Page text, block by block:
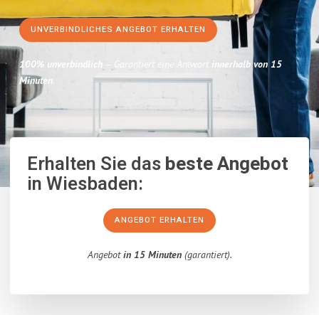
UNVERBINDLICHES ANGEBOT ERHALTEN
100% unverbindlich – Garantiert eine Antwort innerhalb von 15
Minuten.
Erhalten Sie dasbeste Angebot
in Wiesbaden:
ANGEBOT ERHALTEN
Angebotin 15 Minuten(garantiert).